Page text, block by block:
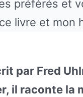
préférés et
livre et mon
par Fred
il raconte